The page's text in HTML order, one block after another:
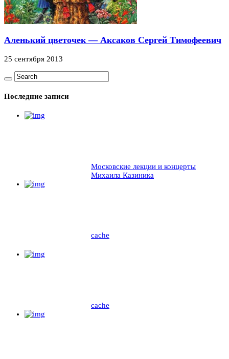
Аленький цветочек — Аксаков Сергей Тимофеевич
25 сентября 2013
Последние записи
Московские лекции и концерты
Михаила Казиника
cache
cache